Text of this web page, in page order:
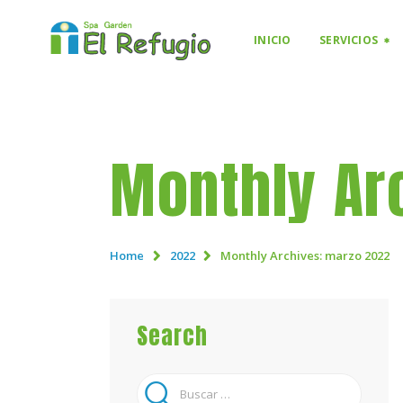
INICIO SERVICIOS
Monthly
Home 2022 Monthly Archives: marzo 2022
Search
Buscar: